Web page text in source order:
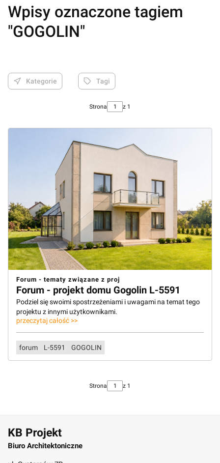
Wpisy oznaczone tagiem
"GOGOLIN"
Kategorie Tagi
Strona z 1
Forum - tematy związane z proj
Forum - projekt domu Gogolin L-5591
Podziel się swoimi spostrzeżeniami i uwagami na temat tego
projektu z innymi użytkownikami.
przeczytaj całość >>
forum L-5591 GOGOLIN
Strona z 1
KB Projekt
Biuro Architektoniczne